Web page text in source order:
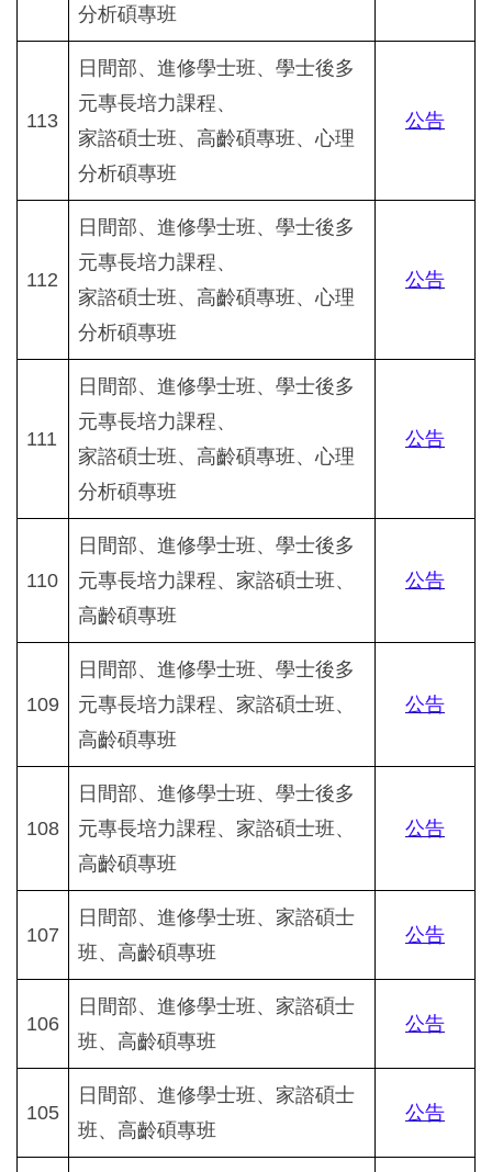
分析碩專班
113
日間部、進修學士班、學士後多
元專長培力課程、
家諮碩士班、高齡碩專班、心理
分析碩專班
公告
112
日間部、進修學士班、學士後多
元專長培力課程、
家諮碩士班、高齡碩專班、心理
分析碩專班
公告
111
日間部、進修學士班、學士後多
元專長培力課程、
家諮碩士班、高齡碩專班、心理
分析碩專班
公告
110
日間部、進修學士班、學士後多
元專長培力課程、家諮碩士班、
高齡碩專班
公告
109
日間部、進修學士班、學士後多
元專長培力課程、家諮碩士班、
高齡碩專班
公告
108
日間部、進修學士班、學士後多
元專長培力課程、家諮碩士班、
高齡碩專班
公告
107
日間部、進修學士班、家諮碩士
班、高齡碩專班
公告
106
日間部、進修學士班、家諮碩士
班、高齡碩專班
公告
105
日間部、進修學士班、家諮碩士
班、高齡碩專班
公告